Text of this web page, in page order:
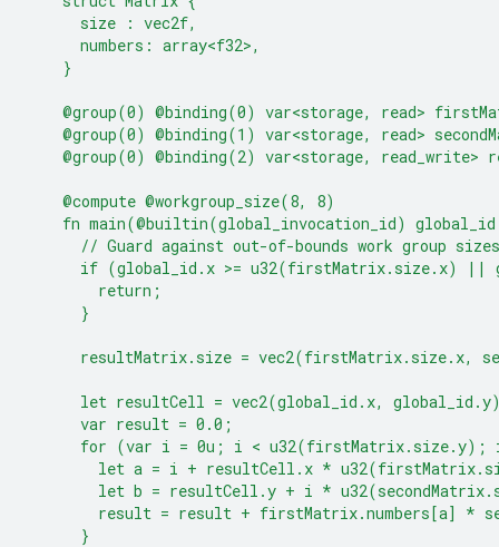
      size : vec2f,
      numbers: array<f32>,
    }
@group(0) @binding(0) var<storage, read>
@group(0) @binding(1) var<storage, read>
@group(0) @binding(2) var<storage, read_write>
    @compute @workgroup_size(8, 8)
fn main(@builtin(global_invocation_id)
      // Guard against out-of-bounds work group sizes
if (global_id.x >= u32(firstMatrix.size.x) ||
        return;
      }
resultMatrix.size = vec2(firstMatrix.size.x,
let resultCell = vec2(global_id.x,
      var result = 0.0;
for (var i = 0u; i < u32(firstMatrix.size.y);
let a = i + resultCell.x *
let b = resultCell.y + i *
result = result + firstMatrix.numbers[a] *
      }